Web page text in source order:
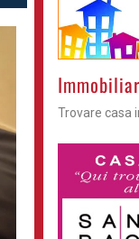
Trovare casa